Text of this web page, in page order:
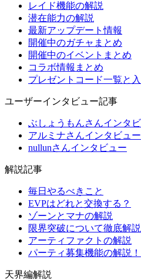
レイド機能の解説
潜在能力の解説
最新アップデート情報
開催中のガチャまとめ
開催中のイベントまとめ
コラボ情報まとめ
プレゼントコード一覧と
ユーザーインタビュー記事
ぶしょうもんさんインタ
アルミナさんインタビュー
nullunさんインタビュー
解説記事
毎日やるべきこと
EVPはどれと交換する？
ゾーンとマナの解説
限界突破について徹底解説
アーティファクトの解説
パーティ募集機能の解説！
天界編解説